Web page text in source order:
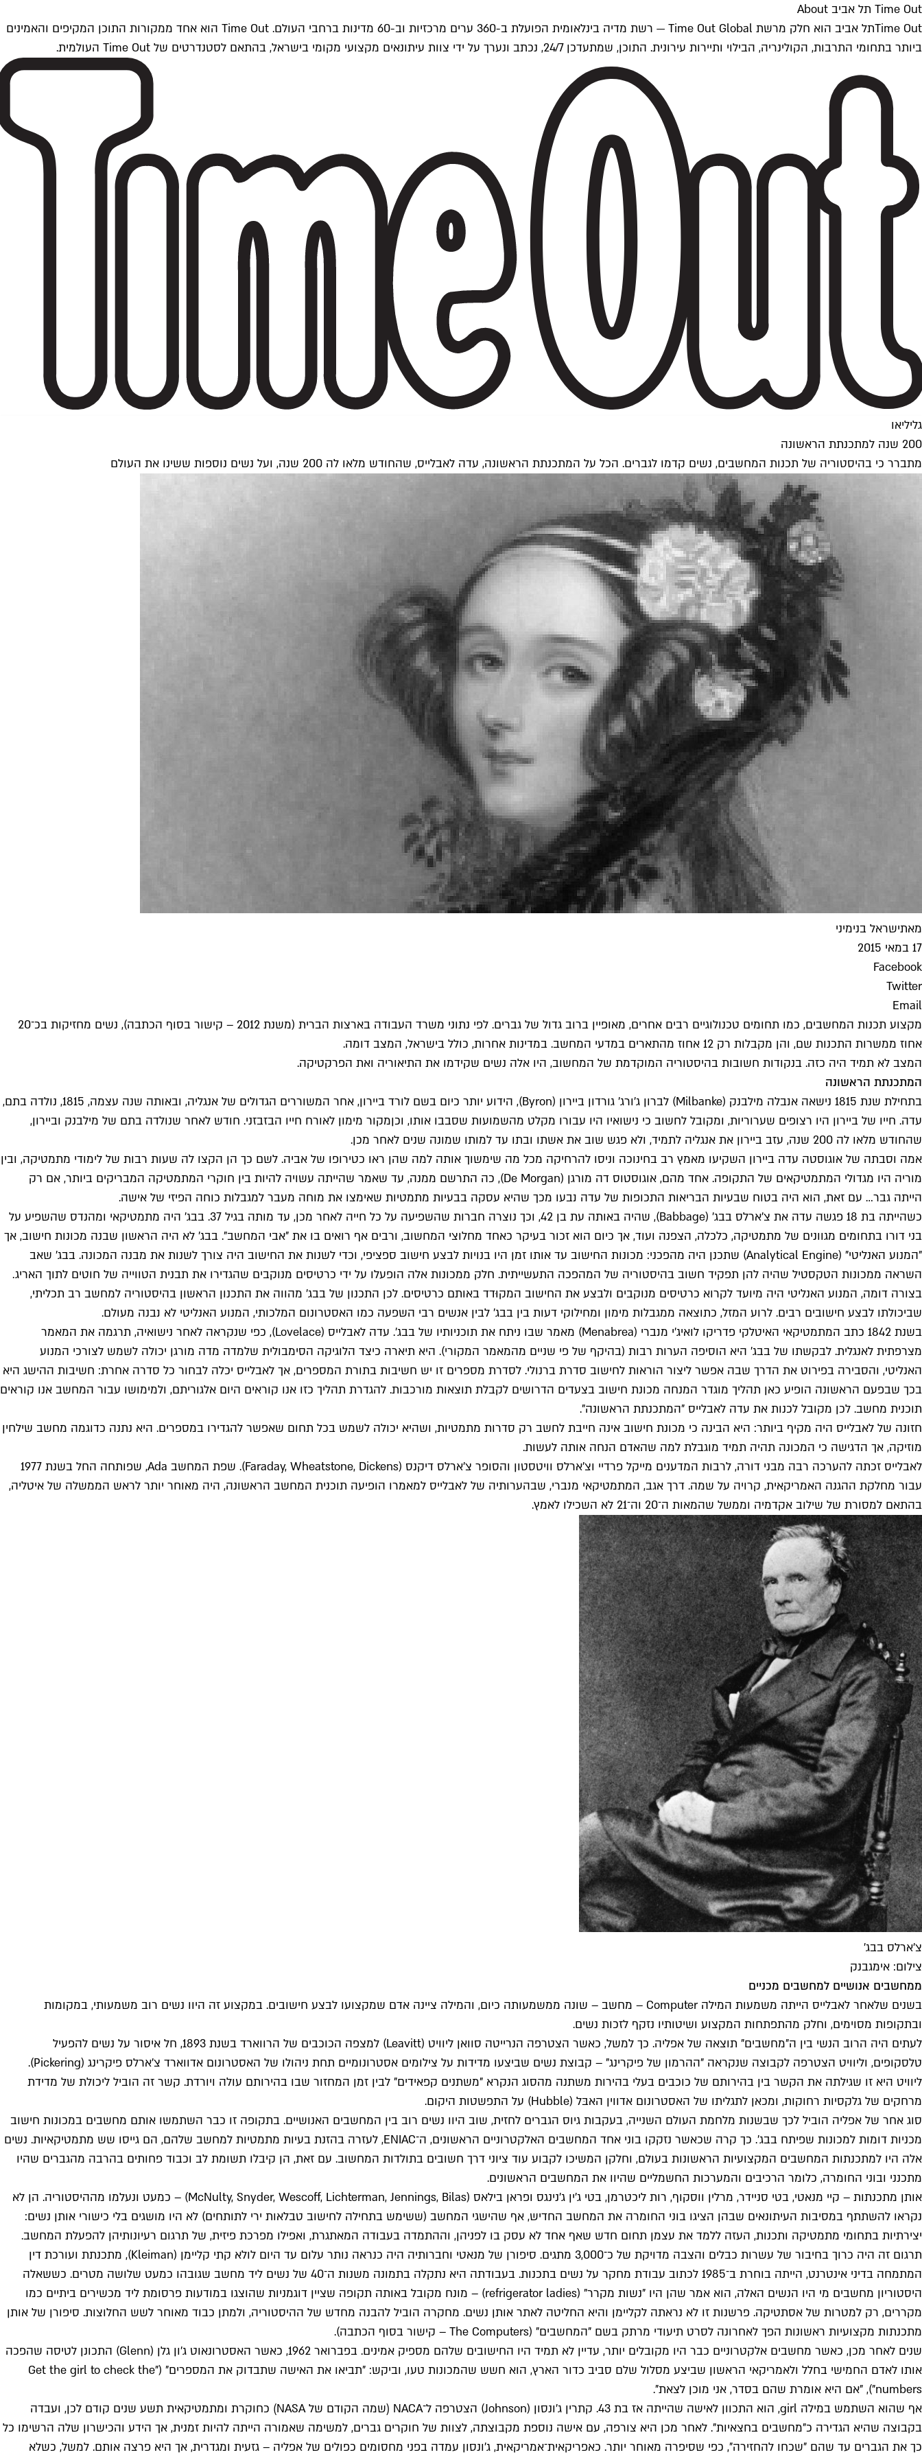
Time Out תל אביב About
Time Outתל אביב הוא חלק מרשת Time Out Global — רשת מדיה בינלאומית הפועלת ב-360 ערים מרכזיות וב-60 מדינות ברחבי העולם. Time Out הוא אחד ממקורות התוכן המקיפים והאמינים
ביותר בתחומי התרבות, הקולינריה, הבילוי ותיירות עירונית. התוכן, שמתעדכן 24/7, נכתב ונערך על ידי צוות עיתונאים מקצועי מקומי בישראל, בהתאם לסטנדרטים של Time Out העולמית.
גליליאו
200 שנה למתכנתת הראשונה
מתברר כי בהיסטוריה של תכנות המחשבים, נשים קדמו לגברים. הכל על המתכנתת הראשונה, עדה לאבלייס, שהחודש מלאו לה 200 שנה, ועל נשים נוספות ששינו את העולם
מאתישראל בנימיני
17 במאי 2015
Facebook
Twitter
Email
מקצוע תכנות המחשבים, כמו תחומים טכנולוגיים רבים אחרים, מאופיין ברוב גדול של גברים. לפי נתוני משרד העבודה בארצות הברית (משנת 2012 – קישור בסוף הכתבה), נשים מחזיקות בכ־20
אחוז ממשרות התכנות שם, והן מקבלות רק 12 אחוז מהתארים במדעי המחשב. במדינות אחרות, כולל בישראל, המצב דומה.
המצב לא תמיד היה כזה. בנקודות חשובות בהיסטוריה המוקדמת של המחשוב, היו אלה נשים שקידמו את התיאוריה ואת הפרקטיקה.
המתכנתת הראשונה
בתחילת שנת 1815 נישאה אנבלה מילבנק (Milbanke) לברון ג'ורג' גורדון ביירון (Byron), הידוע יותר כיום בשם לורד ביירון, אחר המשוררים הגדולים של אנגליה, ובאותה שנה עצמה, 1815, נולדה בתם,
עדה. חייו של ביירון היו רצופים שערוריות, ומקובל לחשוב כי נישואיו היו עבורו מקלט מהשמועות שסבבו אותו, וכןמקור מימון לאורח חייו הבזבזני. חודש לאחר שנולדה בתם של מילבנק וביירון,
שהחודש מלאו לה 200 שנה, עזב ביירון את אנגליה לתמיד, ולא פגש שוב את אשתו ובתו עד למותו שמונה שנים לאחר מכן.
אמה וסבתה של אוגוסטה עדה ביירון השקיעו מאמץ רב בחינוכה וניסו להרחיקה מכל מה שימשוך אותה למה שהן ראו כטירופו של אביה. לשם כך הן הקצו לה שעות רבות של לימודי מתמטיקה, ובין
מוריה היו מגדולי המתמטיקאים של התקופה. אחד מהם, אוגוסטוס דה מורגן (De Morgan), כה התרשם ממנה, עד שאמר שהייתה עשויה להיות בין חוקרי המתמטיקה המבריקים ביותר, אם רק
הייתה גבר… עם זאת, הוא היה בטוח שבעיות הבריאות התכופות של עדה נבעו מכך שהיא עסקה בבעיות מתמטיות שאימצו את מוחה מעבר למגבלות כוחה הפיזי של אישה.
כשהייתה בת 18 פגשה עדה את צ'ארלס בבג' (Babbage), שהיה באותה עת בן 42, וכך נוצרה חברות שהשפיעה על כל חייה לאחר מכן, עד מותה בגיל 37. בבג' היה מתמטיקאי ומהנדס שהשפיע על
בני דורו בתחומים מגוונים של מתמטיקה, כלכלה, הצפנה ועוד, אך כיום הוא זכור בעיקר כאחד מחלוצי המחשוב, ורבים אף רואים בו את "אבי המחשב". בבג' לא היה הראשון שבנה מכונות חישוב, אך
"המנוע האנליטי" (Analytical Engine) שתכנן היה מהפכני: מכונות החישוב עד אותו זמן היו בנויות לבצע חישוב ספציפי, וכדי לשנות את החישוב היה צורך לשנות את מבנה המכונה. בבג' שאב
השראה ממכונות הטקסטיל שהיה להן תפקיד חשוב בהיסטוריה של המהפכה התעשייתית. חלק ממכונות אלה הופעלו על ידי כרטיסים מנוקבים שהגדירו את תבנית הטווייה של חוטים לתוך האריג.
בצורה דומה, המנוע האנליטי היה מיועד לקרוא כרטיסים מנוקבים ולבצע את החישוב המקוּדד באותם כרטיסים. לכן התכנון של בבג' מהווה את התכנון הראשון בהיסטוריה למחשב רב תכליתי,
שביכולתו לבצע חישובים רבים. לרוע המזל, כתוצאה ממגבלות מימון ומחילוקי דעות בין בבג' לבין אנשים רבי השפעה כמו האסטרונום המלכותי, המנוע האנליטי לא נבנה מעולם.
בשנת 1842 כתב המתמטיקאי האיטלקי פדריקו לואיג'י מנברי (Menabrea) מאמר שבו ניתח את תוכניותיו של בבג'. עדה לאבלייס (Lovelace), כפי שנקראה לאחר נישואיה, תרגמה את המאמר
מצרפתית לאנגלית. לבקשתו של בבג' היא הוסיפה הערות רבות (בהיקף של פי שניים מהמאמר המקורי). היא תיארה כיצד הלוגיקה הסימבולית שלמדה מדה מורגן יכולה לשמש לצורכי המנוע
האנליטי, והסבירה בפירוט את הדרך שבה אפשר ליצור הוראות לחישוב סדרת ברנולי. לסדרת מספרים זו יש חשיבות בתורת המספרים, אך לאבלייס יכלה לבחור כל סדרה אחרת: חשיבות ההישג היא
בכך שבפעם הראשונה הופיע כאן תהליך מוגדר המנחה מכונת חישוב בצעדים הדרושים לקבלת תוצאות מורכבות. להגדרת תהליך כזו אנו קוראים היום אלגוריתם, ולמימושו עבור המחשב אנו קוראים
תוכנית מחשב. לכן מקובל לכנות את עדה לאבלייס "המתכנתת הראשונה".
חזונה של לאבלייס היה מקיף ביותר: היא הבינה כי מכונת חישוב אינה חייבת לחשב רק סדרות מתמטיות, ושהיא יכולה לשמש בכל תחום שאפשר להגדירו במספרים. היא נתנה כדוגמה מחשב שילחין
מוזיקה, אך הדגישה כי המכונה תהיה תמיד מוגבלת למה שהאדם הנחה אותה לעשות.
לאבלייס זכתה להערכה רבה מבני דורה, לרבות המדענים מייקל פרדיי וצ'ארלס וויטסטון והסופר צ'ארלס דיקנס (Faraday, Wheatstone, Dickens). שפת המחשב Ada, שפותחה החל בשנת 1977
עבור מחלקת ההגנה האמריקאית, קרויה על שמה. דרך אגב, המתמטיקאי מנברי, שבהערותיה של לאבלייס למאמרו הופיעה תוכנית המחשב הראשונה, היה מאוחר יותר לראש הממשלה של איטליה,
בהתאם למסורת של שילוב אקדמיה וממשל שהמאות ה־20 וה־21 לא השכילו לאמץ.
צ'ארלס בבג'
צילום: אימגבנק
ממחשבים אנושיים למחשבים מכניים
בשנים שלאחר לאבלייס הייתה משמעות המילה Computer – מחשב – שונה ממשמעותה כיום, והמילה ציינה אדם שמקצועו לבצע חישובים. במקצוע זה היוו נשים רוב משמעותי, במקומות
ובתקופות מסוימים, וחלק מהתפתחות המקצוע ושיטותיו נזקף לזכות נשים.
לעתים היה הרוב הנשי בין ה"מחשבים" תוצאה של אפליה. כך למשל, כאשר הצטרפה הנרייטה סוואן ליוויט (Leavitt) למצפה הכוכבים של הרווארד בשנת 1893, חל איסור על נשים להפעיל
טלסקופים, וליוויט הצטרפה לקבוצה שנקראה "ההרמון של פיקרינג" – קבוצת נשים שביצעו מדידות על צילומים אסטרונומיים תחת ניהולו של האסטרונום אדווארד צ'ארלס פיקרינג (Pickering).
ליוויט היא זו שגילתה את הקשר בין בהירותם של כוכבים בעלי בהירות משתנה מהסוג הנקרא "משתנים קפאידים" לבין זמן המחזור שבו בהירותם עולה ויורדת. קשר זה הוביל ליכולת של מדידת
מרחקים של גלקסיות רחוקות, ומכאן לתגליתו של האסטרונום אדווין האבּל (Hubble) על התפשטות היקום.
סוג אחר של אפליה הוביל לכך שבשנות מלחמת העולם השנייה, בעקבות גיוס הגברים לחזית, שוב היוו נשים רוב בין המחשבים האנושיים. בתקופה זו כבר השתמשו אותם מחשבים במכונות חישוב
מכניות דומות למכונות שפיתח בבג'. כך קרה שכאשר נזקקו בוני אחד המחשבים האלקטרוניים הראשונים, ה־ENIAC, לעזרה בהזנת בעיות מתמטיות למחשב שלהם, הם גייסו שש מתמטיקאיות. נשים
אלה היו למתכנתות המחשבים המקצועיות הראשונות בעולם, וחלקן המשיכו לקבוע עוד ציוני דרך חשובים בתולדות המחשוב. עם זאת, הן קיבלו תשומת לב וכבוד פחותים בהרבה מהגברים שהיו
מתכנני ובוני החומרה, כלומר הרכיבים והמערכות החשמליים שהיוו את המחשבים הראשונים.
אותן מתכנתות – קיי מנאטי, בטי סניידר, מרלין ווסקוף, רות ליכטרמן, בטי ג'ין ג'נינגס ופראן בילאס (McNulty, Snyder, Wescoff, Lichterman, Jennings, Bilas) – כמעט ונעלמו מההיסטוריה. הן לא
נקראו להשתתף במסיבות העיתונאים שבהן הציגו בוני החומרה את המחשב החדיש, אף שהישגי המחשב (ששימש בתחילה לחישוב טבלאות ירי לתותחים) לא היו מושגים בלי כישורי אותן נשים:
יצירתיות בתחומי מתמטיקה ותכנות, העזה ללמד את עצמן תחום חדש שאף אחד לא עסק בו לפניהן, וההתמדה בעבודה המאתגרת, ואפילו מפרכת פיזית, של תרגום רעיונותיהן להפעלת המחשב.
תרגום זה היה כרוך בחיבור של עשרות כבלים והצבה מדויקת של כ־3,000 מתגים. סיפורן של מנאטי וחברותיה היה כנראה נותר עלום עד היום לולא קתי קליימן (Kleiman), מתכנתת ועורכת דין
המתמחה בדיני אינטרנט, הייתה בוחרת ב־1985 לכתוב עבודת מחקר על נשים בתכנות. בעבודתה היא נתקלה בתמונה משנות ה־40 של נשים ליד מחשב שגובהו כמעט שלושה מטרים. כששאלה
היסטוריון מחשבים מי היו הנשים האלה, הוא אמר שהן היו "נשות מקרר" (refrigerator ladies) – מונח מקובל באותה תקופה שציין דוגמניות שהוצגו במודעות פרסומת ליד מכשירים ביתיים כמו
מקררים, רק למטרות של אסתטיקה. פרשנות זו לא נראתה לקליימן והיא החליטה לאתר אותן נשים. מחקרה הוביל להבנה מחדש של ההיסטוריה, ולמתן כבוד מאוחר לשש החלוצות. סיפורן של אותן
מתכנתות מקצועיות ראשונות הפך לאחרונה לסרט תיעודי מרתק בשם "המחשבים" (The Computers – קישור בסוף הכתבה).
שנים לאחר מכן, כאשר מחשבים אלקטרוניים כבר היו מקובלים יותר, עדיין לא תמיד היו החישובים שלהם מספיק אמינים. בפברואר 1962, כאשר האסטרונאוט ג'ון גלן (Glenn) התכונן לטיסה שהפכה
אותו לאדם החמישי בחלל ולאמריקאי הראשון שביצע מסלול שלם סביב כדור הארץ, הוא חשש שהמכונות טעו, וביקש: "תביאו את האישה שתבדוק את המספרים" ("Get the girl to check the
numbers"), "אם היא אומרת שהם בסדר, אני מוכן לצאת".
אף שהוא השתמש במילה girl, הוא התכוון לאישה שהייתה אז בת 43. קתרין ג'ונסון (Johnson) הצטרפה ל־NACA (שמה הקודם של NASA) כחוקרת ומתמטיקאית תשע שנים קודם לכן, ועבדה
בקבוצה שהיא הגדירה כ"מחשבים בחצאיות". לאחר מכן היא צורפה, עם אישה נוספת מקבוצתה, לצוות של חוקרים גברים, למשימה שאמורה הייתה להיות זמנית, אך הידע והכישרון שלה הרשימו כל
כך את הגברים עד שהם "שכחו להחזירה", כפי שסיפרה מאוחר יותר. כאפריקאית־אמריקאית, ג'ונסון עמדה בפני מחסומים כפולים של אפליה – גזעית ומגדרית, אך היא פרצה אותם. למשל, כשלא